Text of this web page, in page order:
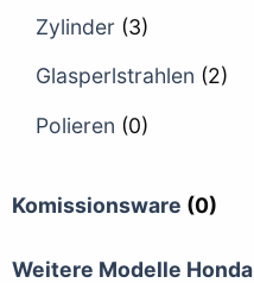
Zylinder (3)
Glasperlstrahlen (2)
Polieren (0)
Komissionsware (0)
Weitere Modelle Honda